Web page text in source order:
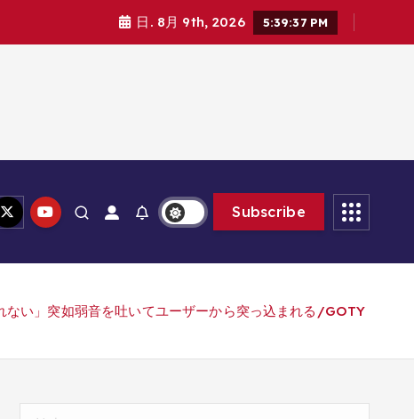
日. 8月 9th, 2026 5:39:38 PM
Subscribe
い」突如弱音を吐いてユーザーから突っ込まれる/GOTY